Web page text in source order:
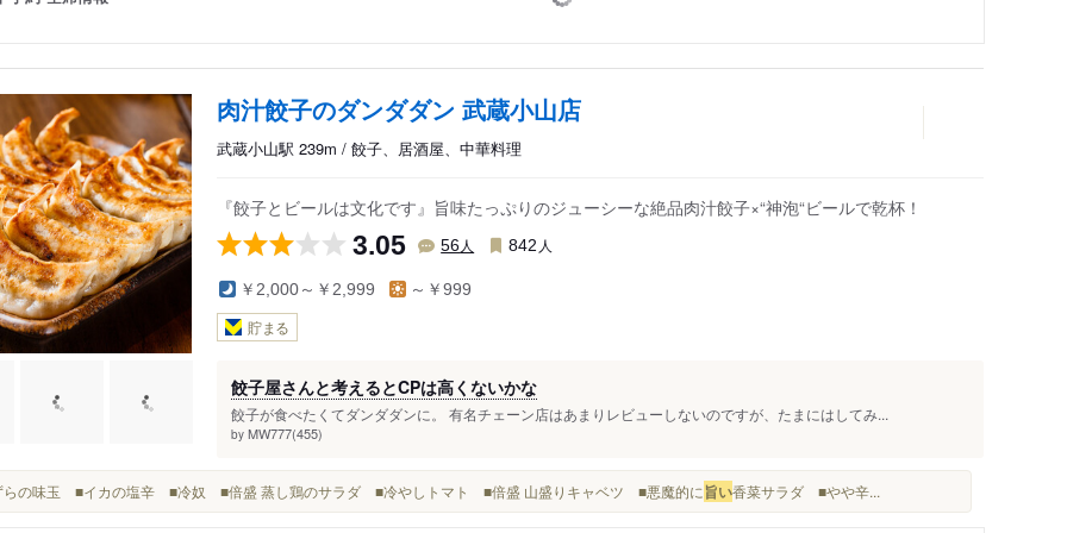
肉汁餃子のダンダダン 武蔵小山店
武蔵小山駅 239m / 餃子、居酒屋、中華料理
『餃子とビールは文化です』旨味たっぷりのジューシーな絶品肉汁餃子×“神泡“ビールで乾杯！
3.05 56人 842 人
￥2,000～￥2,999 ～￥999
貯まる
餃子屋さんと考えるとCPは高くないかな
餃子が食べたくてダンダダンに。 有名チェーン店はあまりレビューしないのですが、たまにはしてみ...
by MW777(455)
らの味玉 ■イカの塩辛 ■冷奴 ■倍盛 蒸し鶏のサラダ ■冷やしトマト ■倍盛 山盛りキャベツ ■悪魔的に旨い香菜サラダ ■やや辛...